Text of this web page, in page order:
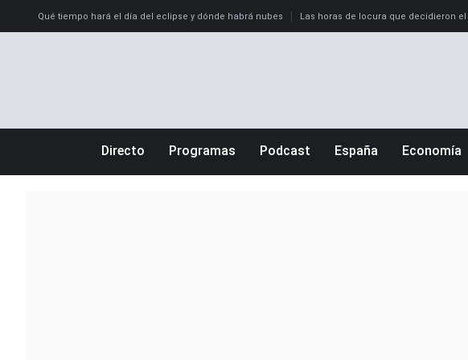
Qué tiempo hará el día del eclipse y dónde habrá nubes Las horas de locura que decidieron
Directo Programas Podcast España Economía